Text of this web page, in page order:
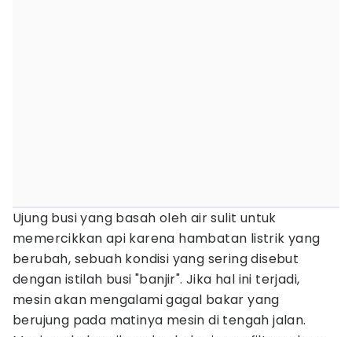
Ujung busi yang basah oleh air sulit untuk
memercikkan api karena hambatan listrik yang
berubah, sebuah kondisi yang sering disebut
dengan istilah busi "banjir". Jika hal ini terjadi,
mesin akan mengalami gagal bakar yang
berujung pada matinya mesin di tengah jalan.